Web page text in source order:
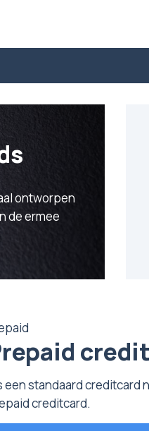
ontworpen
de ermee
een standaard creditcard
creditcard.